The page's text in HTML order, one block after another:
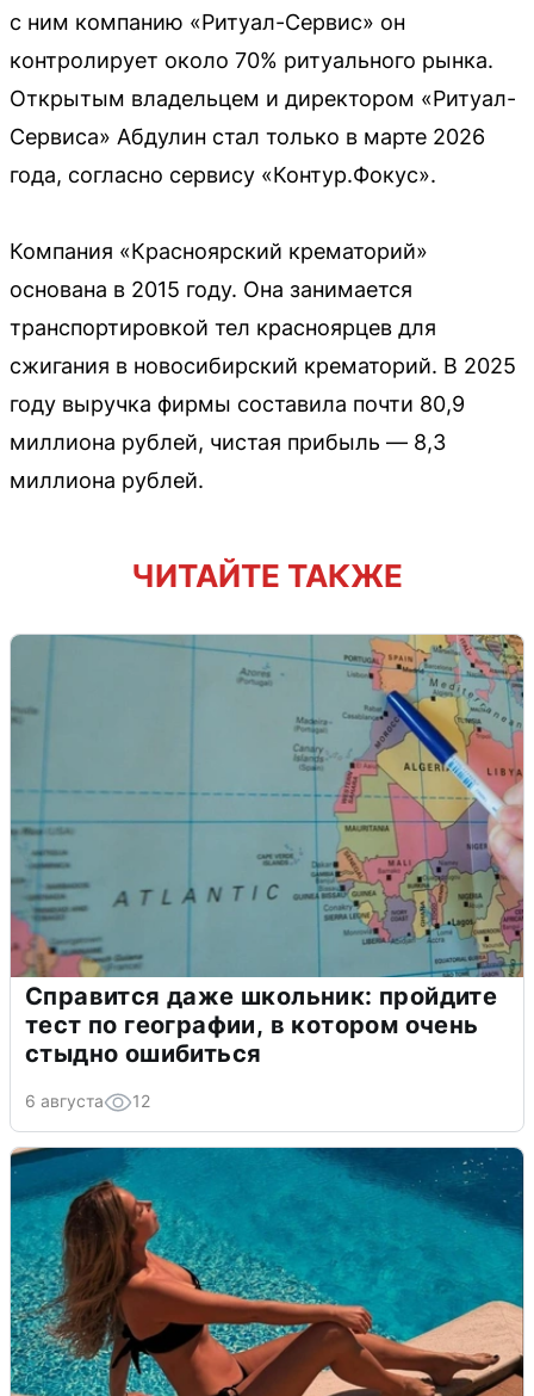
с ним компанию «Ритуал-Сервис» он
контролирует около 70% ритуального рынка.
Открытым владельцем и директором «Ритуал-
Сервиса» Абдулин стал только в марте 2026
года, согласно сервису «Контур.Фокус».
Компания «Красноярский крематорий»
основана в 2015 году. Она занимается
транспортировкой тел красноярцев для
сжигания в новосибирский крематорий. В 2025
году выручка фирмы составила почти 80,9
миллиона рублей, чистая прибыль — 8,3
миллиона рублей.
ЧИТАЙТЕ ТАКЖЕ
Справится даже школьник: пройдите
тест по географии, в котором очень
стыдно ошибиться
6 августа 12